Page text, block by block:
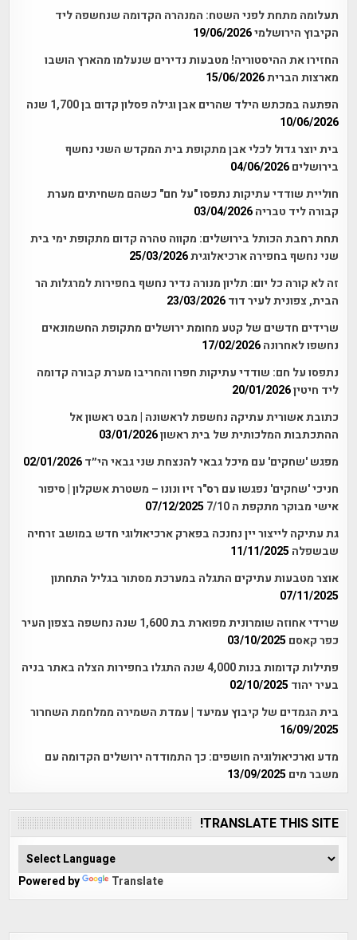
תעלומה מתחת לפני השטח: המנהרה הקדומה שנחשפה ליד
הקיבוץ הירושלמי19/06/2026
החזירו את ההיסטוריה! מטבעות נדירים שנעלמו מהארץ הושבו
מארצות הברית15/06/2026
הפתעה במכתש הילד שהרים אבן וגילה פסלון קדום בן 1,700 שנה
10/06/2026
בית יוצר גדול לכלי אבן מתקופת בית המקדש השני נחשף
בירושלים 04/06/2026
חוליית שודדי עתיקות נתפסו "על חם" כשהם משחיתים מערת
קבורה ליד טבריה 03/04/2026
תחת רחבת הכותל בירושלים: מקווה טהרה קדום מתקופת ימי בית
שני נחשף בחפירה ארכיאלוגית25/03/2026
זה לא קורה כל יום: תליון מנורה נדיר נחשף בחפירות למרגלות הר
הבית, צפונית לעיר דוד 23/03/2026
שרידים חדשים של קטע מחומת ירושלים מתקופת החשמונאים
נחשפו לאחרונה 17/02/2026
נתפסו על חם: שודדי עתיקות חפרו והחריבו מערת קבורה קדומה
ליד חיטין20/01/2026
כתובת אשורית עתיקה נחשפת לראשונה | מבט ראשון אל
ההתכתבות המלכותית של בית ראשון03/01/2026
מפגש 'שחקים' עם מיכל גבאי להנצחת שני גבאי הי״ד 02/01/2026
חניכי 'שחקים' נפגשו עם רס"ר זיו ונונו – משטרת אשקלון | סיפור
אישי מבוקר מתקפת ה 7/10
07/12/2025
גת עתיקה לייצור יין נחנכה בפארק ארכיאולוגי חדש במושב זרחיה
שבשפלה 11/11/2025
אוצר מטבעות עתיקים התגלה במערכת מסתור בגליל התחתון
07/11/2025
שרידי אחוזה שומרונית מפוארת בת 1,600 שנה נחשפה בצפון העיר
כפר קאסם 03/10/2025
פתילות קדומות בנות 4,000 שנה התגלו בחפירות הצלה באתר בניה
בעיר יהוד 02/10/2025
בית הגמדים של קיבוץ עמיעד | עמדת השמירה ממלחמת השחרור
16/09/2025
מדע וארכיאולוגיה חושפים: כך התמודדה ירושלים הקדומה עם
משבר מים 13/09/2025
TRANSLATE THIS SITE!
Powered by Translate